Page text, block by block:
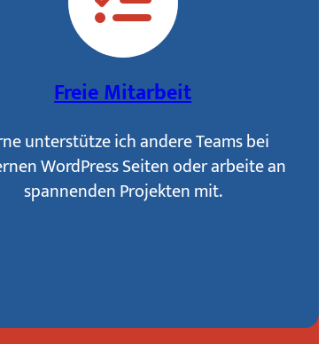
Freie Mitarbeit
unterstütze ich andere Teams bei
WordPress Seiten oder arbeite an
spannenden Projekten mit.